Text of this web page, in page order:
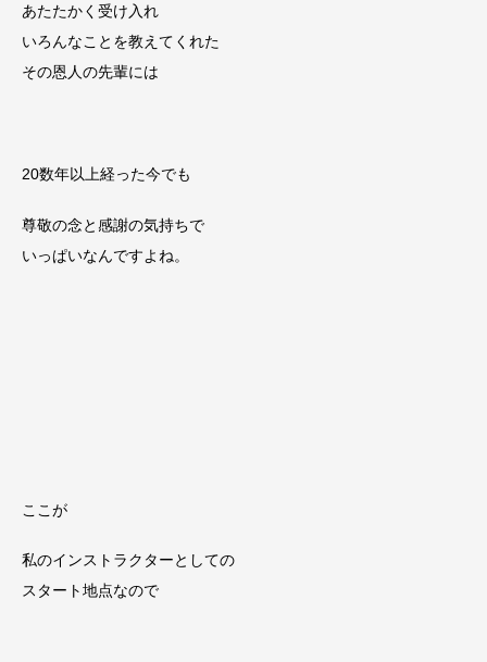
あたたかく受け入れ
いろんなことを教えてくれた
その恩人の先輩には
20数年以上経った今でも
尊敬の念と感謝の気持ちで
いっぱいなんですよね。
ここが
私のインストラクターとしての
スタート地点なので